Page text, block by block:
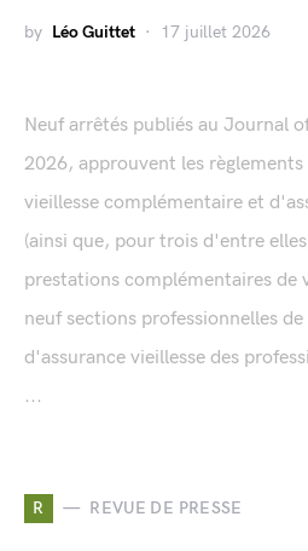
by Léo Guittet 17 juillet 2026
Neuf arrêtés publiés au Journal
2026, approuvent les
vieillesse complémentaire et
(ainsi que, pour trois d'entre
prestations complémentaires de
neuf sections professionnelles
d'assurance vieillesse des
...
R REVUE DE PRESSE